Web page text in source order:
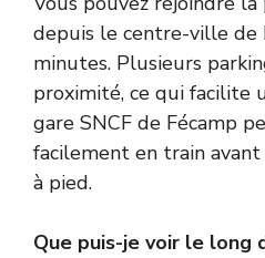
depuis le centre-ville de
minutes. Plusieurs
proximité, ce qui facilite
gare SNCF de Fécamp
facilement en train
à pied.
Que puis-je voir le long